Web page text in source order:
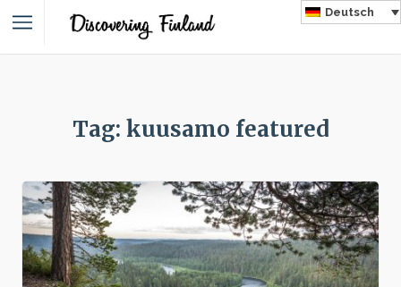
Deutsch
Tag: kuusamo featured